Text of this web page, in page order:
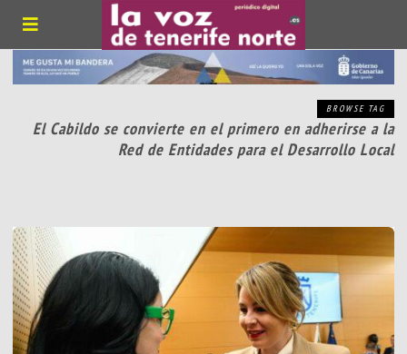
BROWSE TAG
El Cabildo se convierte en el primero en adherirse a la
Red de Entidades para el Desarrollo Local